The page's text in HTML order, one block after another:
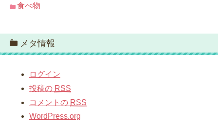
食べ物
メタ情報
ログイン
投稿の RSS
コメントの RSS
WordPress.org